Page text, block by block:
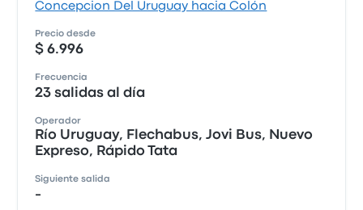
Concepcion Del Uruguay hacia Colón
Precio desde
$ 6.996
Frecuencia
23 salidas al día
Operador
Río Uruguay, Flechabus, Jovi Bus, Nuevo
Expreso, Rápido Tata
Siguiente salida
-